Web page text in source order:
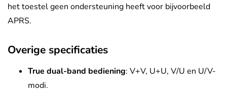
het toestel geen ondersteuning heeft voor bijvoorbeeld
APRS.
Overige specificaties
True dual-band bediening: V+V, U+U, V/U en U/V-
modi.